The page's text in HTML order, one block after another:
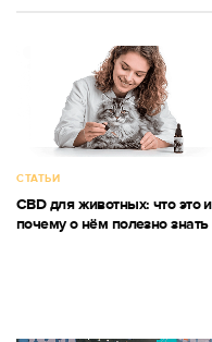
СТАТЬИ
CBD для животных: что это и
почему о нём полезно знать